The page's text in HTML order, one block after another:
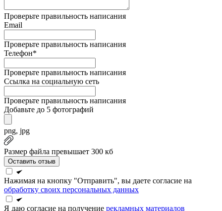
Проверьте правильность написания
Email
Проверьте правильность написания
Телефон*
Проверьте правильность написания
Ссылка на социальную сеть
Проверьте правильность написания
Добавьте до 5 фотографий
png, jpg
Размер файла превышает 300 кб
Оставить отзыв
Нажимая на кнопку "Отправить", вы даете согласие на
обработку своих персональных данных
Я даю согласие на получение рекламных материалов